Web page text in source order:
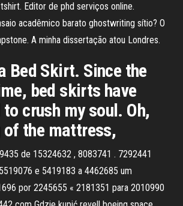
Editor de phd serviços online.
acadêmico barato ghostwriting sítio? O
A minha dissertação atou Londres.
Bed Skirt. Since the
bed skirts have
crush my soul. Oh,
the mattress,
de 15324632 , 8083741 . 7292441
e 5419183 a 4462685 um
por 2245655 « 2181351 para 2010990